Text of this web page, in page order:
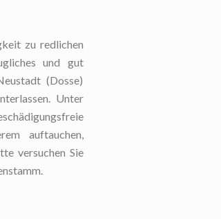
zu redlichen
und gut
(Dosse)
Unter
auftauchen,
versuchen Sie